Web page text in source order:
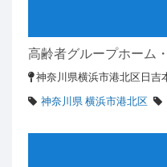
高齢者グループホーム
神奈川県横浜市港北区日吉
神奈川県 横浜市港北区